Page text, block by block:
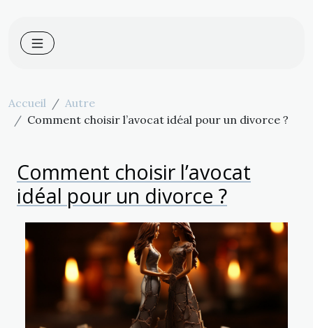
Accueil
Autre
Comment choisir l’avocat idéal pour un divorce ?
Comment choisir l’avocat
idéal pour un divorce ?